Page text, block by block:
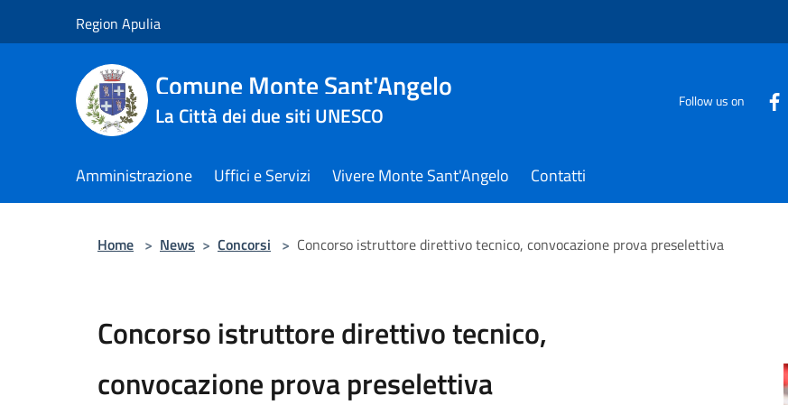
Region Apulia
Comune Monte Sant'Angelo
La Città dei due siti UNESCO
Follow us on
Amministrazione Uffici e Servizi Vivere Monte Sant'Angelo Contatti
Home > News > Concorsi > Concorso istruttore direttivo tecnico, convocazione prova preselettiva
Concorso istruttore direttivo tecnico,
convocazione prova preselettiva